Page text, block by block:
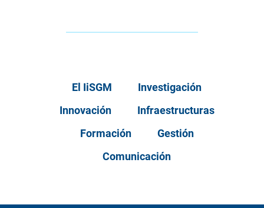
El IiSGM
Investigación
Innovación
Infraestructuras
Formación
Gestión
Comunicación